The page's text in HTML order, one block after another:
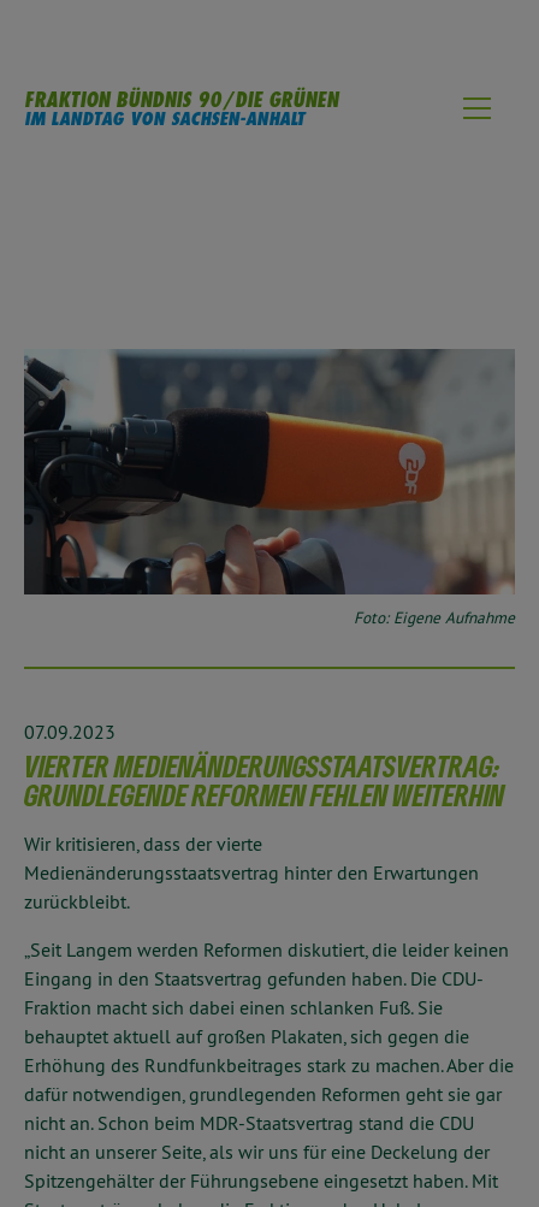
FRAKTION BÜNDNIS 90/DIE GRÜNEN
IM LANDTAG VON SACHSEN-ANHALT
Foto: Eigene Aufnahme
07.09.2023
VIERTER MEDIENÄNDERUNGSSTAATSVERTRAG:
GRUNDLEGENDE REFORMEN FEHLEN WEITERHIN
Wir kritisieren, dass der vierte
Medienänderungsstaatsvertrag hinter den Erwartungen
zurückbleibt.
„Seit Langem werden Reformen diskutiert, die leider keinen
Eingang in den Staatsvertrag gefunden haben. Die CDU-
Fraktion macht sich dabei einen schlanken Fuß. Sie
behauptet aktuell auf großen Plakaten, sich gegen die
Erhöhung des Rundfunkbeitrages stark zu machen. Aber die
dafür notwendigen, grundlegenden Reformen geht sie gar
nicht an. Schon beim MDR-Staatsvertrag stand die CDU
nicht an unserer Seite, als wir uns für eine Deckelung der
Spitzengehälter der Führungsebene eingesetzt haben. Mit